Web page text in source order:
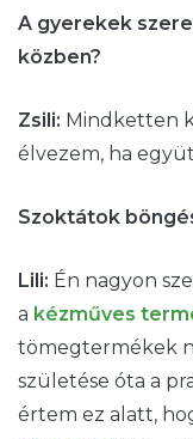
A gyerekek
közben?
Zsili: Mindketten
élvezem, ha
Szoktátok
Lili: Én nagyon
a kézműves
tömegtermékek
születése óta a
értem ez alatt,